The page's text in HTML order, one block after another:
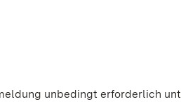
unbedingt erforderlich